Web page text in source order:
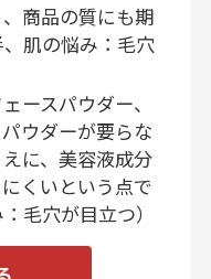
商品の質にも期
肌の悩み：毛穴
ースパウダー、
ウダーが要らな
に、美容液成分
くいという点で
毛穴が目立つ）